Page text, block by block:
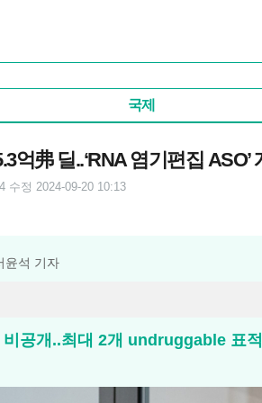
국제
억弗 딜..‘RNA 염기편집 ASO’
수정 2024-09-20 10:13
윤석 기자
공개..최대 2개 undruggable 표